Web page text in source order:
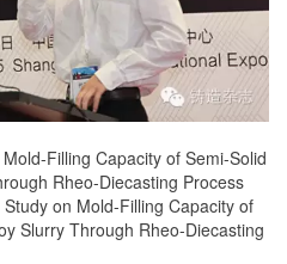
Filling Capacity of Semi-Solid
Rheo-Diecasting Process
on Mold-Filling Capacity of
Slurry Through Rheo-Diecasting